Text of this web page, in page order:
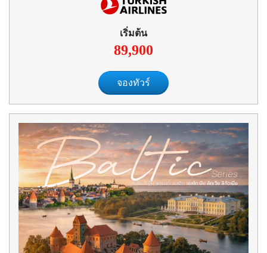
เริ่มต้น
89,900
จองทัวร์